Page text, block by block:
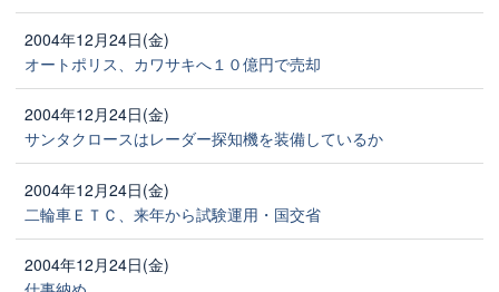
2004年12月24日(金)
オートポリス、カワサキへ１０億円で売却
2004年12月24日(金)
サンタクロースはレーダー探知機を装備しているか
2004年12月24日(金)
二輪車ＥＴＣ、来年から試験運用・国交省
2004年12月24日(金)